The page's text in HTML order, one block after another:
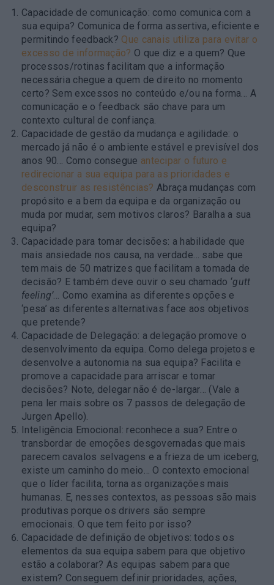
Capacidade de comunicação: como comunica com a
sua equipa? Comunica de forma assertiva, eficiente e
permitindo feedback? Que canais utiliza para evitar o
excesso de informação? O que diz e a quem? Que
processos/rotinas facilitam que a informação
necessária chegue a quem de direito no momento
certo? Sem excessos no conteúdo e/ou na forma… A
comunicação e o feedback são chave para um
contexto cultural de confiança.
Capacidade de gestão da mudança e agilidade: o
mercado já não é o ambiente estável e previsível dos
anos 90… Como consegue antecipar o futuro e
redirecionar a sua equipa para as prioridades e
desconstruir as resistências? Abraça mudanças com
propósito e a bem da equipa e da organização ou
muda por mudar, sem motivos claros? Baralha a sua
equipa?
Capacidade para tomar decisões: a habilidade que
mais ansiedade nos causa, na verdade… sabe que
tem mais de 50 matrizes que facilitam a tomada de
decisão? E também deve ouvir o seu chamado ‘gutt
feeling’… Como examina as diferentes opções e
‘pesa’ as diferentes alternativas face aos objetivos
que pretende?
Capacidade de Delegação: a delegação promove o
desenvolvimento da equipa. Como delega projetos e
desenvolve a autonomia na sua equipa? Facilita e
promove a capacidade para arriscar e tomar
decisões? Note, delegar não é de-largar… (Vale a
pena ler mais sobre os 7 passos de delegação de
Jurgen Apello).
Inteligência Emocional: reconhece a sua? Entre o
transbordar de emoções desgovernadas que mais
parecem cavalos selvagens e a frieza de um iceberg,
existe um caminho do meio… O contexto emocional
que o líder facilita, torna as organizações mais
humanas. E, nesses contextos, as pessoas são mais
produtivas porque os drivers são sempre
emocionais. O que tem feito por isso?
Capacidade de definição de objetivos: todos os
elementos da sua equipa sabem para que objetivo
estão a colaborar? As equipas sabem para que
existem? Conseguem definir prioridades, ações,